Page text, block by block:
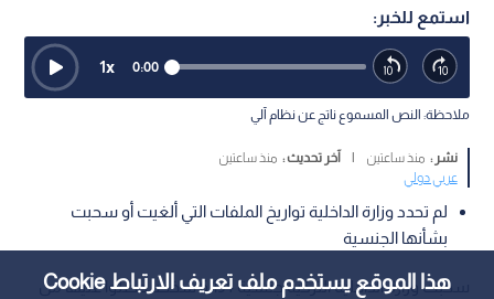
هذا الموقع يستخدم ملف تعريف الارتباط Cookie
استمع للخبر:
0:00
1x
ملاحظة: النص المسموع ناتج عن نظام آلي
نشر : منذ ساعتين | آخر تحديث : منذ ساعتين
عربي دولي
لم تحدد وزارة الداخلية تواريخ الملفات التي ألغيت أو سحبت
بشأنها الجنسية
سحبت وزارة الداخلية التركية جنسية 6,134 شخصا حصلوا عليها من